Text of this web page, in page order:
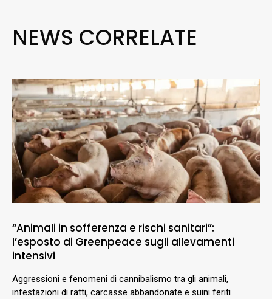
NEWS CORRELATE
“Animali in sofferenza e rischi sanitari”:
l’esposto di Greenpeace sugli allevamenti
intensivi
Aggressioni e fenomeni di cannibalismo tra gli animali,
infestazioni di ratti, carcasse abbandonate e suini feriti